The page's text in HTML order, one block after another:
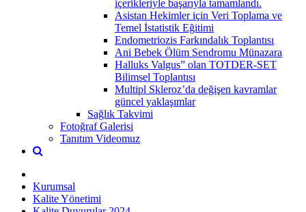
içerikleriyle başarıyla tamamlandı.
Asistan Hekimler için Veri Toplama ve
Temel İstatistik Eğitimi
Endometriozis Farkındalık Toplantısı
Ani Bebek Ölüm Sendromu Münazara
Halluks Valgus” olan TOTDER-SET
Bilimsel Toplantısı
Multipl Skleroz’da değişen kavramlar
güncel yaklaşımlar
Sağlık Takvimi
Fotoğraf Galerisi
Tanıtım Videomuz
Kurumsal
Kalite Yönetimi